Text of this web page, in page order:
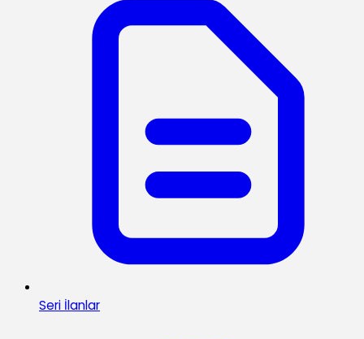
Seri İlanlar